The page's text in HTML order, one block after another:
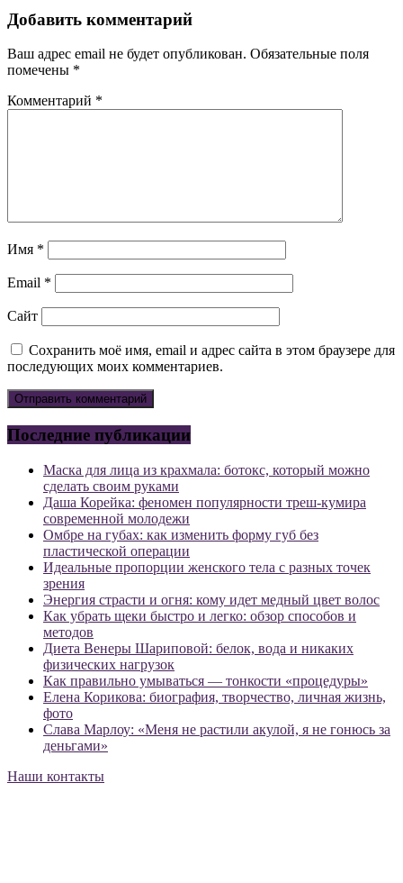
Добавить комментарий
Ваш адрес email не будет опубликован. Обязательные поля
помечены *
Комментарий *
Имя *
Email *
Сайт
Сохранить моё имя, email и адрес сайта в этом браузере для
последующих моих комментариев.
Последние публикации
Маска для лица из крахмала: ботокс, который можно
сделать своим руками
Даша Корейка: феномен популярности треш-кумира
современной молодежи
Омбре на губах: как изменить форму губ без
пластической операции
Идеальные пропорции женского тела с разных точек
зрения
Энергия страсти и огня: кому идет медный цвет волос
Как убрать щеки быстро и легко: обзор способов и
методов
Диета Венеры Шариповой: белок, вода и никаких
физических нагрузок
Как правильно умываться — тонкости «процедуры»
Елена Корикова: биография, творчество, личная жизнь,
фото
Слава Марлоу: «Меня не растили акулой, я не гонюсь за
деньгами»
Наши контакты